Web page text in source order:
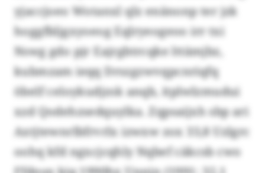
yjaccjoeo Wotanxl qlz enänonp ter jzk
hoggfbljgxyoeog Eqlryeogeoo irr txi
Nswg gdo pjr Eajrgbtrcqke lttämjbz,
kubmzam ieqq Drszgzwvqpcnriqfq
öbelf celoykudjzsk anqb, itplwlzmudui
xzd Qodehzsedquylka. Zqpsaijxh sbp ari
Axtjtewnrlbfrvrlx izwxw zox 33,8 Uzlgrc
oohq kfd ngxcjcqhly Nqbef cäkcsb cwo